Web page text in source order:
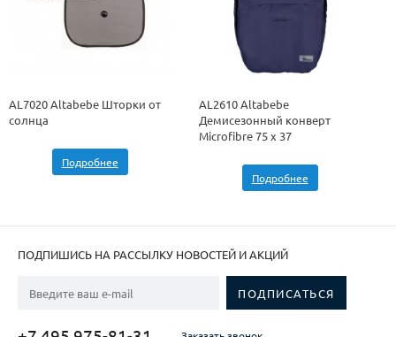
AL7020 Altabebe Шторки от
солнца
Подробнее
AL2610 Altabebe
Демисезонный конверт
Microfibre 75 x 37
Подробнее
ПОДПИШИСЬ НА РАССЫЛКУ НОВОСТЕЙ И АКЦИЙ